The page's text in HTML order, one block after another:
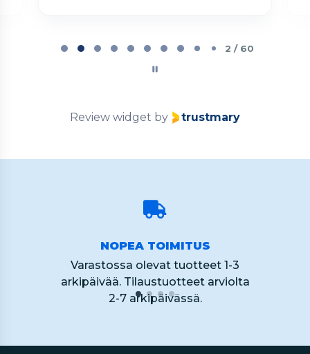
2 / 60
Review widget by trustmary
NOPEA TOIMITUS
Varastossa olevat tuotteet 1-3
arkipäivää. Tilaustuotteet arviolta
2-7 arkipäivässä.